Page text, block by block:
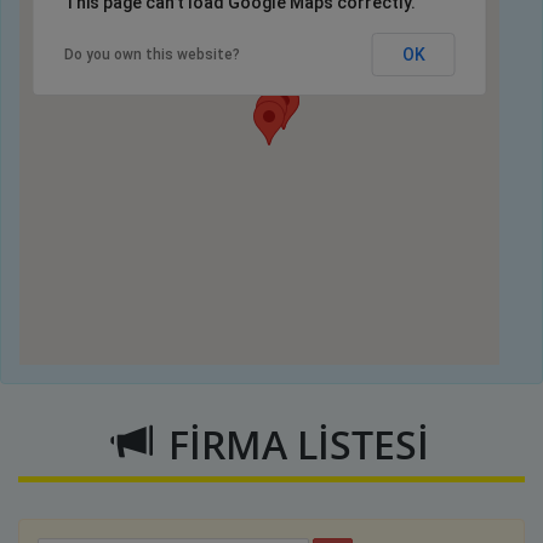
Do you own this website? OK
FİRMA LİSTESİ